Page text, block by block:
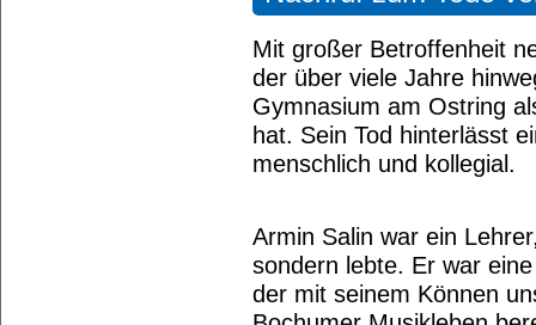
Mit großer Betroffenheit
der über viele Jahre
Gymnasium am Ostring
hat. Sein Tod hinterlässt
menschlich und kollegial.
Armin Salin war ein
sondern lebte. Er war
der mit seinem Können